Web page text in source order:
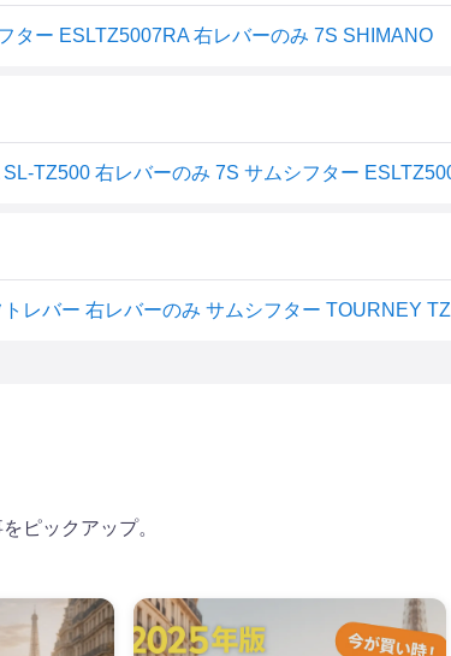
ター ESLTZ5007RA 右レバーのみ 7S SHIMANO
TZ500 右レバーのみ 7S サムシフター
ピックアップ。